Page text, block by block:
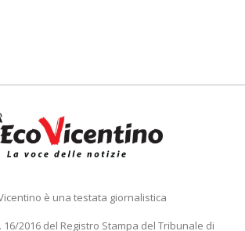
Vicentino è una testata giornalistica
16/2016 del Registro Stampa del Tribunale di